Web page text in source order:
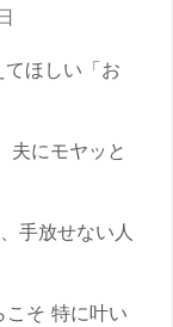
ほしい「お
夫にモヤッと
手放せない人
そ 特に叶い